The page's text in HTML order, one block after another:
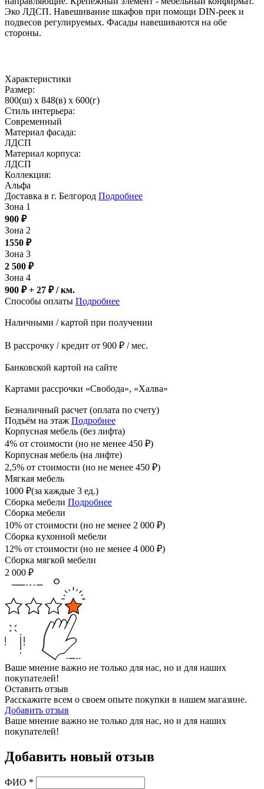
Эко ЛДСП. Навешивание шкафов при помощи DIN-реек и
подвесов регулируемых. Фасады навешиваются на обе
стороны.
Характеристики
Размер:
800(ш) x 848(в) x 600(г)
Стиль интерьера:
Современный
Материал фасада:
ЛДСП
Материал корпуса:
ЛДСП
Коллекция:
Альфа
Доставка в г. Белгород Подробнее
Зона 1
900 ₽
Зона 2
1550 ₽
Зона 3
2 500 ₽
Зона 4
900 ₽ + 27 ₽/ км.
Способы оплаты Подробнее
Наличными / картой при получении
В рассрочку / кредит от 900 ₽ / мес.
Банковской картой на сайте
Картами рассрочки «Свобода», «Халва»
Безналичный расчет (оплата по счету)
Подъём на этаж Подробнее
Корпусная мебель (без лифта)
4% от стоимости (но не менее 450 ₽)
Корпусная мебель (на лифте)
2,5% от стоимости (но не менее 450 ₽)
Мягкая мебель
1000 ₽(за каждые 3 ед.)
Сборка мебели Подробнее
Сборка мебели
10% от стоимости (но не менее 2 000 ₽)
Сборка кухонной мебели
12% от стоимости (но не менее 4 000 ₽)
Сборка мягкой мебели
2 000 ₽
Ваше мнение важно не только для нас, но и для наших
покупателей!
Оставить отзыв
Расскажите всем о своем опыте покупки в нашем магазине.
Добавить отзыв
Ваше мнение важно не только для нас, но и для наших
покупателей!
Добавить новый отзыв
ФИО *